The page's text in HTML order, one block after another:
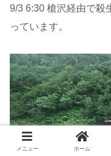
9/3 6:30 槍沢経由で殺
っています。
メニュー ホーム